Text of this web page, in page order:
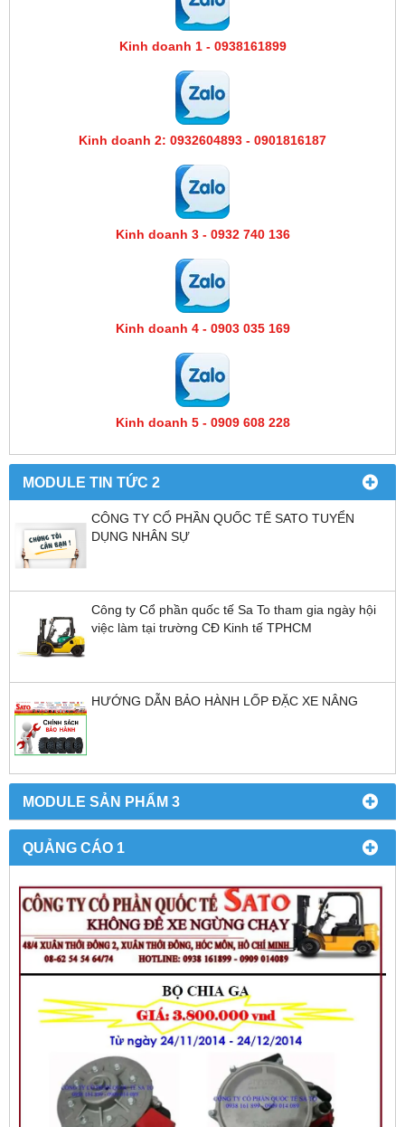
Kinh doanh 1 - 0938161899
Kinh doanh 2: 0932604893 - 0901816187
Kinh doanh 3 - 0932 740 136
Kinh doanh 4 - 0903 035 169
Kinh doanh 5 - 0909 608 228
MODULE TIN TỨC 2
CÔNG TY CỔ PHẦN QUỐC TẾ SATO TUYỂN
DỤNG NHÂN SỰ
Công ty Cổ phần quốc tế Sa To tham gia ngày hội
việc làm tại trường CĐ Kinh tế TPHCM
HƯỚNG DẪN BẢO HÀNH LỐP ĐẶC XE NÂNG
MODULE SẢN PHẨM 3
QUẢNG CÁO 1